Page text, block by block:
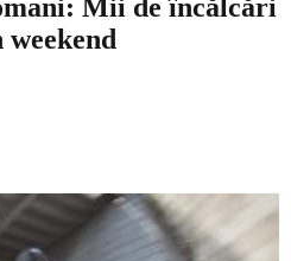
Mii de încălcări